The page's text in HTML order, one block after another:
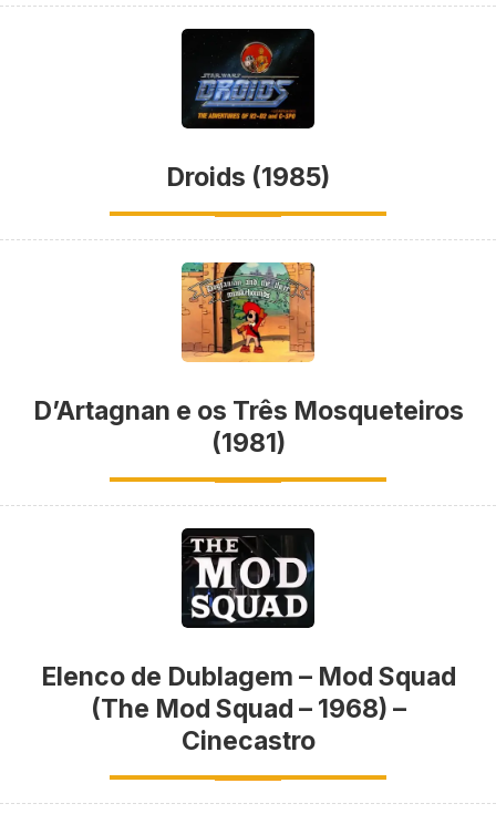
Droids (1985)
D’Artagnan e os Três Mosqueteiros
(1981)
Elenco de Dublagem – Mod Squad
(The Mod Squad – 1968) –
Cinecastro